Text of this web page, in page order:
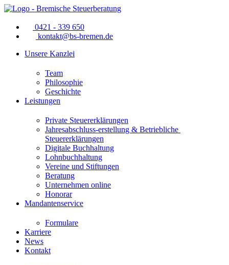
0421 - 339 650
kontakt@bs-bremen.de
Unsere Kanzlei
Team
Philosophie
Geschichte
Leistungen
Private Steuererklärungen
Jahresabschluss-erstellung & Betriebliche
Steuererklärungen
Digitale Buchhaltung
Lohnbuchhaltung
Vereine und Stiftungen
Beratung
Unternehmen online
Honorar
Mandantenservice
Formulare
Karriere
News
Kontakt